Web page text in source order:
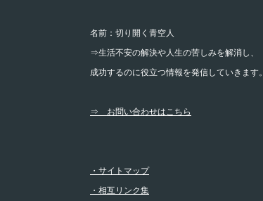
名前：切り開く青空人
⇒生活不安の解決や人生の苦しみを解消し、
成功するのに役立つ情報を発信していきます。
⇒ お問い合わせはこちら
・サイトマップ
・相互リンク集